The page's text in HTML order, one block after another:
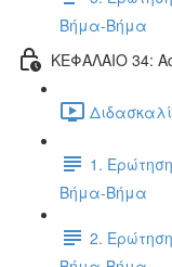
Βήμα-Βήμα
ΚΕΦΑΛΑΙΟ 34:
1.
Βήμα-Βήμα
2.